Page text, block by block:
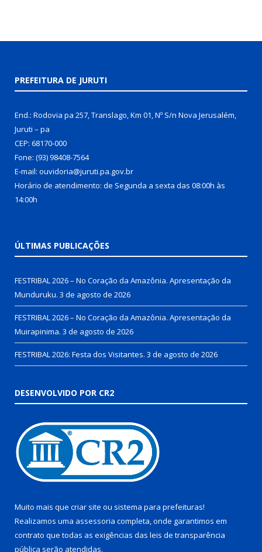
PREFEITURA DE JURUTI
End.: Rodovia pa 257, Translago, Km 01, Nº S/n Nova Jerusalém,
Juruti – pa
CEP: 68170-000
Fone: (93) 98408-7564
E-mail: ouvidoria@juruti.pa.gov.br
Horário de atendimento: de Segunda a sexta das 08:00h às
14:00h
ÚLTIMAS PUBLICAÇÕES
FESTRIBAL 2026 – No Coração da Amazônia. Apresentação da
Munduruku. 3 de agosto de 2026
FESTRIBAL 2026 – No Coração da Amazônia. Apresentação da
Muirapinima. 3 de agosto de 2026
FESTRIBAL 2026: Festa dos Visitantes. 3 de agosto de 2026
DESENVOLVIDO POR CR2
Muito mais que criar site ou sistema para prefeituras!
Realizamos uma assessoria completa, onde garantimos em
contrato que todas as exigências das leis de transparência
pública serão atendidas.